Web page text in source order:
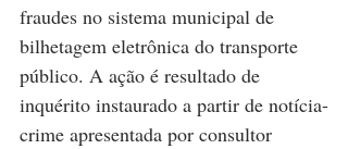
fraudes no sistema municipal de
bilhetagem eletrônica do transporte
público. A ação é resultado de
inquérito instaurado a partir de notícia-
crime apresentada por consultor